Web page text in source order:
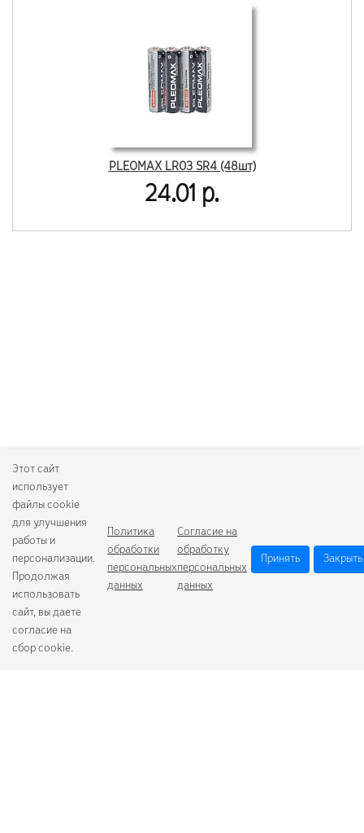
PLEOMAX LR03 SR4 (48шт)
24.01 р.
Этот сайт
использует
файлы cookie
для улучшения
работы и
персонализации.
Продолжая
использовать
сайт, вы даете
согласие на
сбор cookie.
Политика
обработки
персональных
данных
Согласие на
обработку
персональных
данных
Принять Закрыть